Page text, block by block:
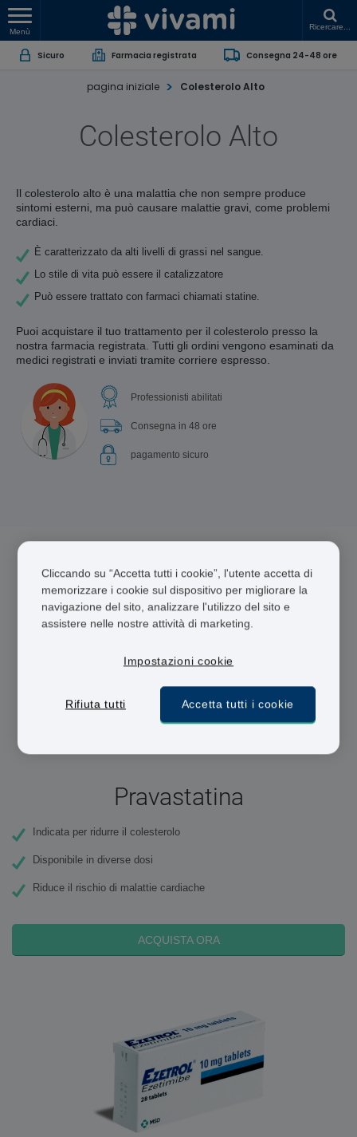
Menù
Ricercare...
Sicuro Farmacia registrata Consegna 24-48 ore
pagina iniziale Colesterolo Alto
Colesterolo Alto
Il colesterolo alto è una malattia che non sempre produce
sintomi esterni, ma può causare malattie gravi, come problemi
cardiaci.
È caratterizzato da alti livelli di grassi nel sangue.
Lo stile di vita può essere il catalizzatore
Può essere trattato con farmaci chiamati statine.
Puoi acquistare il tuo trattamento per il colesterolo presso la
nostra farmacia registrata. Tutti gli ordini vengono esaminati da
medici registrati e inviati tramite corriere espresso.
Professionisti abilitati
Consegna in 48 ore
pagamento sicuro
5 farmaci per Colesterolo Alto
Pravastatina
Indicata per ridurre il colesterolo
Disponibile in diverse dosi
Riduce il rischio di malattie cardiache
ACQUISTA ORA
Cliccando su “Accetta tutti i cookie”, l'utente accetta di
memorizzare i cookie sul dispositivo per migliorare la
navigazione del sito, analizzare l'utilizzo del sito e
assistere nelle nostre attività di marketing.
Impostazioni cookie
Rifiuta tutti Accetta tutti i cookie